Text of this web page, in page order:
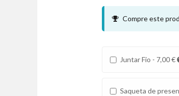
Compre este
Juntar Fio - 7,00 €
Saqueta de